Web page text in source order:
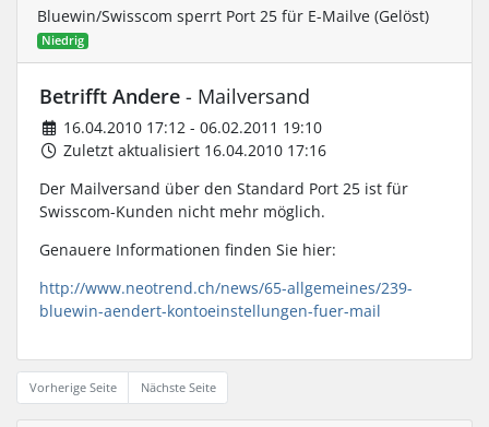
Bluewin/Swisscom sperrt Port 25 für E-Mailve (Gelöst)
Niedrig
Betrifft Andere - Mailversand
16.04.2010 17:12 - 06.02.2011 19:10
Zuletzt aktualisiert 16.04.2010 17:16
Der Mailversand über den Standard Port 25 ist für
Swisscom-Kunden nicht mehr möglich.
Genauere Informationen finden Sie hier:
http://www.neotrend.ch/news/65-allgemeines/239-
bluewin-aendert-kontoeinstellungen-fuer-mail
Vorherige Seite Nächste Seite